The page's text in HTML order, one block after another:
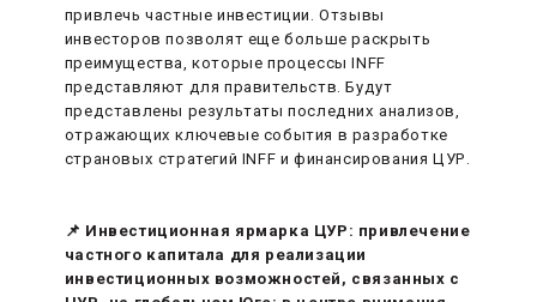
привлечь частные инвестиции. Отзывы
инвесторов позволят еще больше раскрыть
преимущества, которые процессы INFF
представляют для правительств. Будут
представлены результаты последних анализов,
отражающих ключевые события в разработке
страновых стратегий INFF и финансирования ЦУР.
📌 Инвестиционная ярмарка ЦУР: привлечение
частного капитала для реализации
инвестиционных возможностей, связанных с